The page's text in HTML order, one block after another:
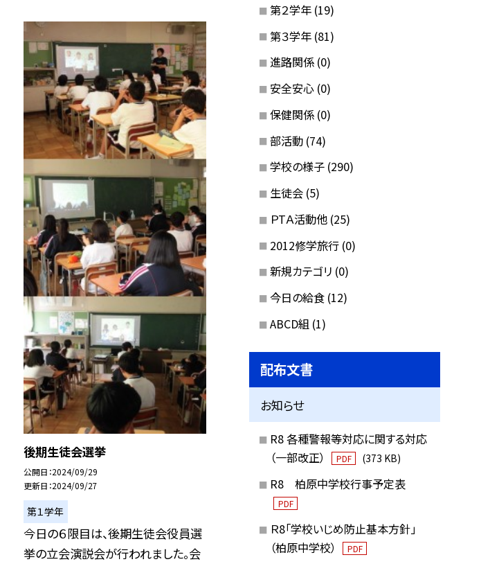
後期生徒会選挙
公開日 2024/09/29
更新日 2024/09/27
第１学年
今日の６限目は、後期生徒会役員選
挙の立会演説会が行われました。会
第２学年 (19)
第３学年 (81)
進路関係 (0)
安全安心 (0)
保健関係 (0)
部活動 (74)
学校の様子 (290)
生徒会 (5)
ＰTＡ活動他 (25)
2012修学旅行 (0)
新規カテゴリ (0)
今日の給食 (12)
ABCD組 (1)
配布文書
お知らせ
R8 各種警報等対応に関する対応
（一部改正）
PDF (373 KB)
R8 柏原中学校行事予定表
PDF
Ｒ8「学校いじめ防止基本方針」
（柏原中学校）
PDF